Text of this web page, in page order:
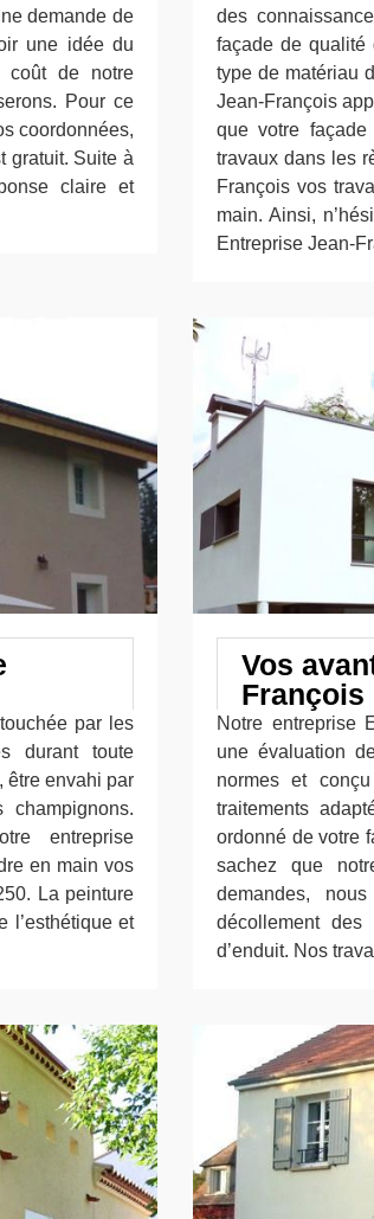
demande de
une idée du
coût de notre
Pour ce
coordonnées,
gratuit. Suite à
claire et
des
façade de
type de matériau
Jean-François
que votre
travaux dans les
François vos
main. Ainsi,
Entreprise Jean-
par les
durant toute
être envahi par
entreprise
en main vos
La peinture
l’esthétique et
Vos
François
Notre entreprise
une évaluation
normes et
traitements
ordonné de votre
sachez que
demandes,
décollement
d’enduit. Nos